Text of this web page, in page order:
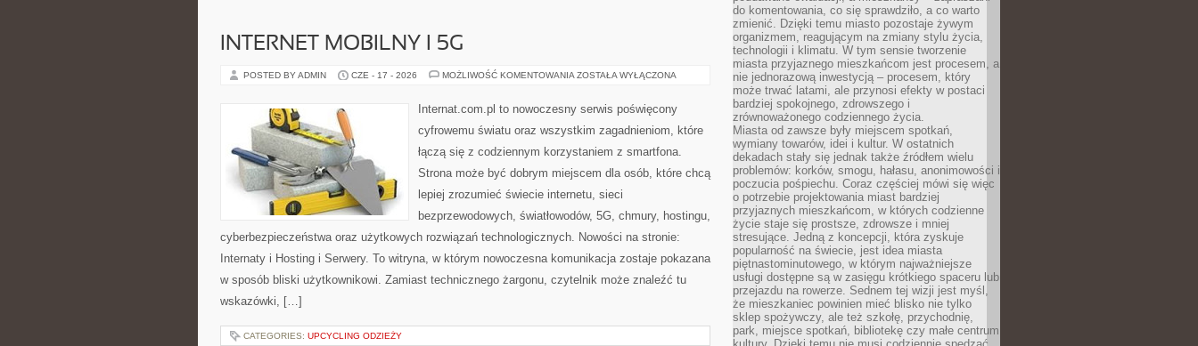
INTERNET MOBILNY I 5G
POSTED BY ADMIN CZE - 17 - 2026 MOŻLIWOŚĆ KOMENTOWANIA INTERNET
ZOSTAŁA WYŁĄCZONA
Internat.com.pl to nowoczesny serwis poświęcony
cyfrowemu światu oraz wszystkim zagadnieniom, które
łączą się z codziennym korzystaniem z smartfona.
Strona może być dobrym miejscem dla osób, które chcą
lepiej zrozumieć świecie internetu, sieci
bezprzewodowych, światłowodów, 5G, chmury, hostingu,
cyberbezpieczeństwa oraz użytkowych rozwiązań technologicznych. Nowości na stronie:
Internaty i Hosting i Serwery. To witryna, w którym nowoczesna komunikacja zostaje pokazana
w sposób bliski użytkownikowi. Zamiast technicznego żargonu, czytelnik może znaleźć tu
wskazówki, […]
CATEGORIES: UPCYCLING ODZIEŻY
do komentowania, co się sprawdziło, a co warto
zmienić. Dzięki temu miasto pozostaje żywym
organizmem, reagującym na zmiany stylu życia,
technologii i klimatu. W tym sensie tworzenie
miasta przyjaznego mieszkańcom jest procesem, a
nie jednorazową inwestycją – procesem, który
może trwać latami, ale przynosi efekty w postaci
bardziej spokojnego, zdrowszego i
zrównoważonego codziennego życia.
Miasta od zawsze były miejscem spotkań,
wymiany towarów, idei i kultur. W ostatnich
dekadach stały się jednak także źródłem wielu
problemów: korków, smogu, hałasu, anonimowości i
poczucia pośpiechu. Coraz częściej mówi się więc
o potrzebie projektowania miast bardziej
przyjaznych mieszkańcom, w których codzienne
życie staje się prostsze, zdrowsze i mniej
stresujące. Jedną z koncepcji, która zyskuje
popularność na świecie, jest idea miasta
piętnastominutowego, w którym najważniejsze
usługi dostępne są w zasięgu krótkiego spaceru lub
przejazdu na rowerze. Sednem tej wizji jest myśl,
że mieszkaniec powinien mieć blisko nie tylko
sklep spożywczy, ale też szkołę, przychodnię,
park, miejsce spotkań, bibliotekę czy małe centrum